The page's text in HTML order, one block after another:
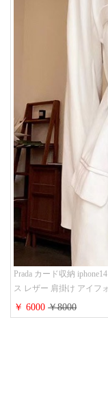
Prada カード収納
ス レザー 肩掛け アイフ
￥ 6000￥8000